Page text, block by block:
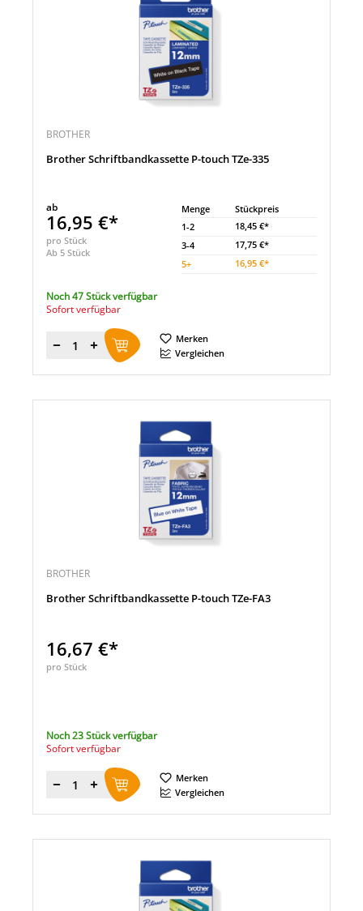
BROTHER
Brother Schriftbandkassette P-touch TZe-335
ab
16,95 €*
pro Stück
Ab 5 Stück
Menge
Stückpreis
1-2
18,45 €*
3-4
17,75 €*
5+ 16,95 €*
Noch 47 Stück verfügbar
Sofort verfügbar
Menge
Merken
Vergleichen
BROTHER
Brother Schriftbandkassette P-touch TZe-FA3
16,67 €*
pro Stück
Noch 23 Stück verfügbar
Sofort verfügbar
Menge
Merken
Vergleichen